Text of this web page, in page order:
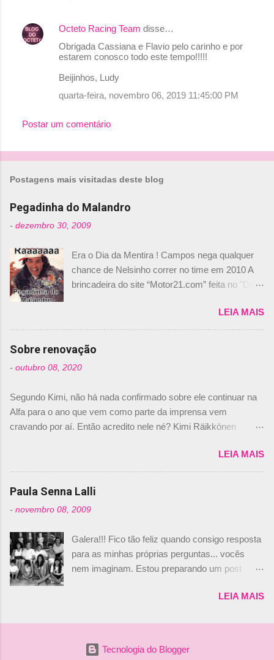
Octeto Racing Team disse…
Obrigada Cassiana e Flavio pelo carinho e por
estarem conosco todo este tempo!!!!!
Beijinhos, Ludy
quarta-feira, novembro 06, 2019 11:45:00 PM
Postar um comentário
Postagens mais visitadas deste blog
Pegadinha do Malandro
- dezembro 30, 2009
Era o Dia da Mentira ! Campos nega qualquer
chance de Nelsinho correr no time em 2010 A
brincadeira do site “Motor21.com” feita no "Día
de abril –, afirmando que Nelson Piquet havia
comprado 15% das ações da Campos, dando,
com isso, um lugar no time a Nelsinho Piquet,
foi esclarecida de uma vez por todas por
Daniele Audetto, diretor da escuderia. O
não será o companheiro de Bruno Senna em
2010. "Na verdade, nós recebemos uma oferta
de Piquet", admitiu Audetto. “Mas depois de ter
dois brasileiros”, explicou, dizendo ainda que
não tem nada contra o filho do tricampeão
Nelson Piquet. “Ele é um bom piloto, rápido e
experiente.” Audetto disse ainda que a suposta
não corresponde à realidade. “O suposto 15%
de investimento seria menor do que aquilo que
outros pilotos podem trazer: italianos, r...
LEIA MAIS
Sobre renovação
- outubro 08, 2020
Segundo Kimi, não há nada confirmado sobre ele continuar na
Alfa para o ano que vem como parte da imprensa vem
cravando por aí. Então acredito nele né? Kimi Räikkönen
truth but I’ve never had an option in my contract so that’s
should, pretty much, tell you that it’s not true." #Kimi7 #EifelGP
#AlfaRomeoRacing pic.twitter.com/77EDVn39Ia — Kimi
Romain falando sobre o fato do Iceman estar há tantos anos na
@RGrosjean ! #EifelGP 🇩🇪 #F1
pic.twitter.com/GSAu1LWnwW — Formula 1 (@F1) October 8,
2020 Beijinhos, Ludy
LEIA MAIS
Paula Senna Lalli
- novembro 08, 2009
Galera!!! Fico tão feliz quando consigo resposta
para as minhas próprias perguntas... vocês
nem imaginam. Estou preparando um post
nunca falei sobre ela, aqui no Octeto. No meio
aqui: Na época, rendeu um burburinho, porque
legendei a foto, dizendo que a menina ao lado
LEIA MAIS
Tecnologia do Blogger